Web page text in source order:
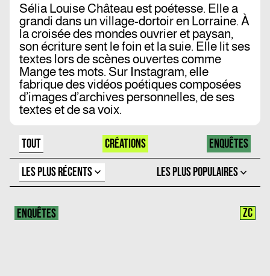
Sélia Louise Château est poétesse. Elle a
grandi dans un village-dortoir en Lorraine. À
la croisée des mondes ouvrier et paysan,
son écriture sent le foin et la suie. Elle lit ses
textes lors de scènes ouvertes comme
Mange tes mots. Sur Instagram, elle
fabrique des vidéos poétiques composées
d’images d’archives personnelles, de ses
textes et de sa voix.
TOUT CRÉATIONS
ENQUÊTES
LES PLUS RÉCENTS
LES PLUS POPULAIRES
ENQUÊTES ZC